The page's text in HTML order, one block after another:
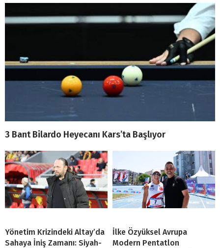
3 Bant Bilardo Heyecanı Kars’ta Başlıyor
Yönetim Krizindeki Altay’da
Sahaya İniş Zamanı: Siyah-
İlke Özyüksel Avrupa
Modern Pentatlon